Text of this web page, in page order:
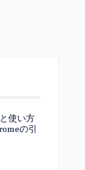
使い方
の引